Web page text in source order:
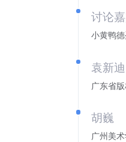
讨论
小黄鸭
袁新迪
广东省
胡巍
广州美